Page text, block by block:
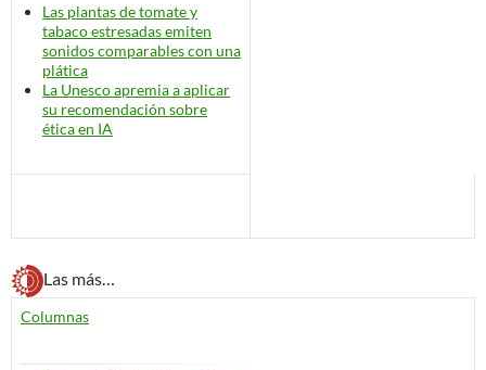
Las plantas de tomate y
tabaco estresadas emiten
sonidos comparables con una
plática
La Unesco apremia a aplicar
su recomendación sobre
ética en IA
Las más…
Columnas